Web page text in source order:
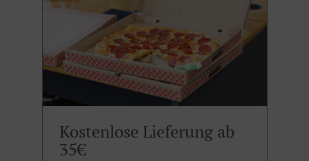
Kostenlose Lieferung ab
35€